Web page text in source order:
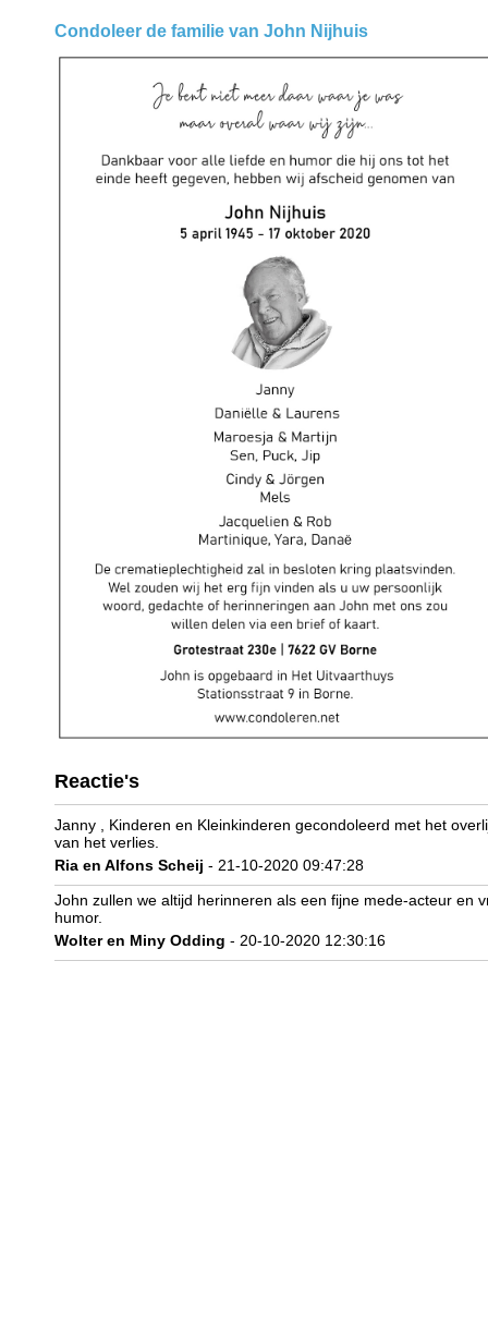
Condoleer de familie van John Nijhuis
Reactie's
Janny , Kinderen en Kleinkinderen gecondoleerd met het
van het verlies.
Ria en Alfons Scheij - 21-10-2020 09:47:28
John zullen we altijd herinneren als een fijne mede-acteur en
humor.
Wolter en Miny Odding - 20-10-2020 12:30:16